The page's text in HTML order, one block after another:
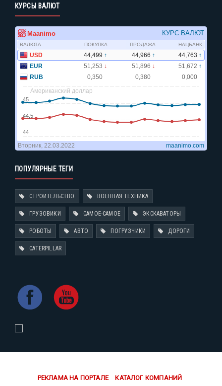
КУРСЫ ВАЛЮТ
ПОПУЛЯРНЫЕ ТЕГИ
СТРОИТЕЛЬСТВО ВОЕННАЯ ТЕХНИКА
ГРУЗОВИКИ САМОЕ-САМОЕ ЭКСКАВАТОРЫ
РОБОТЫ АВТО ПОГРУЗЧИКИ ДОРОГИ
CATERPILLAR
РЕКЛАМА НА ПОРТАЛЕ КАТАЛОГ КОМПАНИЙ